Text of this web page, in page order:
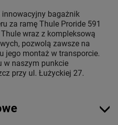
bagażnik
za ramę Thule Proride 591
wraz z kompleksową
pozwolą zawsze na
jego montaż w transporcie.
w naszym punkcie
przy ul. Łużyckiej 27.